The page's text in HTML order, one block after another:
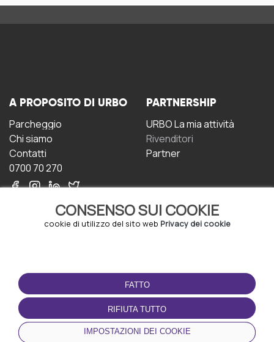
CONSENSO SUI COOKIE
cookie di utilizzo del sito web Privacy dei cookie
FATTO
RIFIUTA TUTTO
IMPOSTAZIONI DEI COOKIE
A PROPOSITO DI URBO
Parcheggio
Chi siamo
Contatti
0700 70 270
PARTNERSHIP
URBO La mia attività
Rivenditori
Partner
CONDIZIONI D'USO
Termini e Condizioni
Politica sulla riservatezza
Gestione dei Cookie
SCARICA L'APP